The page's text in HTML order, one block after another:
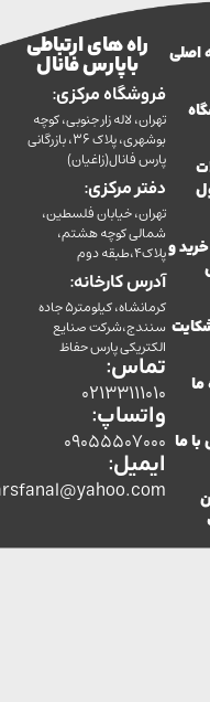
راه های ارتباطی
با پارس فانال
فروشگاه مرکزی:
تهران، لاله زار جنوبی، کوچه
بوشهری، پلاک 36، بازرگانی
پارس فانال(زاغیان)
دفتر مرکزی:
تهران، خیابان فلسطین،
شمالی کوچه هشتم،
پلاک4،طبقه دوم
آدرس کارخانه:
کرمانشاه، کیلومتر5 جاده
سنندج،شرکت صنایع
الکتریکی پارس حفاظ
تماس:
02133111010
واتساپ:
09055507000
ایمیل:
co.parsfanal@yahoo.com